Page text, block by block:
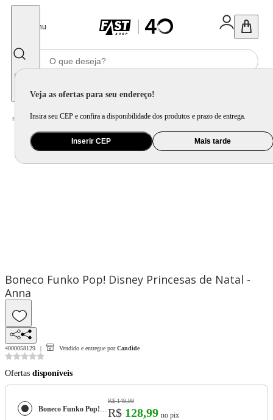
Menu
Veja as ofertas para seu endereço!
Insira seu CEP e confira a disponibilidade dos produtos e prazo de entrega.
Inserir CEP Mais tarde
Home Brinquedo e Colecionável / Para Colecionar
Boneco Funko Pop! Disney Princesas de Natal -
Anna
4000058129 Vendido e entregue por Candide
Ofertas disponíveis
Boneco Funko Pop! Disney Princesas de Natal - Anna
R$ 149,99
R$ 128,99 no pix